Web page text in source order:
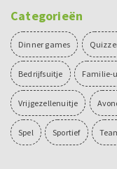
Categorieën
Dinner games
Bedrijfsuitje Familie-
Vrijgezellenuitje
Spel Sportief